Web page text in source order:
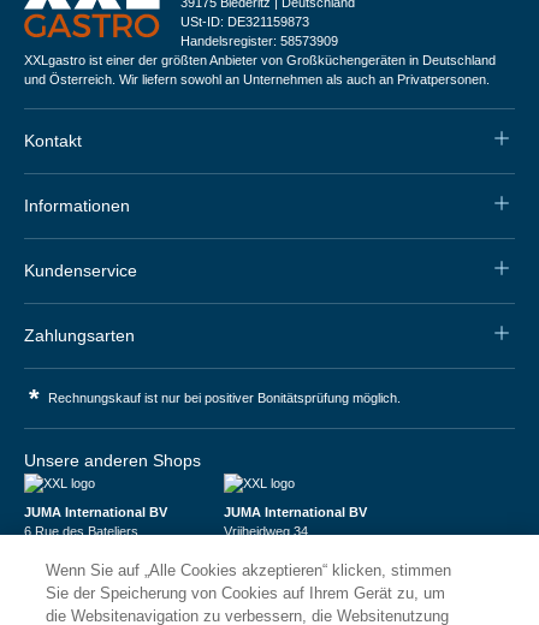
USt-ID: DE321159873
Handelsregister: 58573909
XXLgastro ist einer der größten Anbieter von Großküchengeräten in Deutschland
und Österreich. Wir liefern sowohl an Unternehmen als auch an Privatpersonen.
Kontakt
Informationen
Kundenservice
Zahlungsarten
* Rechnungskauf ist nur bei positiver Bonitätsprüfung möglich.
Unsere anderen Shops
JUMA International BV
6 Rue des Bateliers
Numéro de TVA : FR59815313275
Numéro Siren : 815313275
JUMA International BV
Vrijheidweg 34
BTW: NL853095048B01
K.V.K.: 58573909
Wenn Sie auf „Alle Cookies akzeptieren“ klicken, stimmen
Sie der Speicherung von Cookies auf Ihrem Gerät zu, um
die Websitenavigation zu verbessern, die Websitenutzung